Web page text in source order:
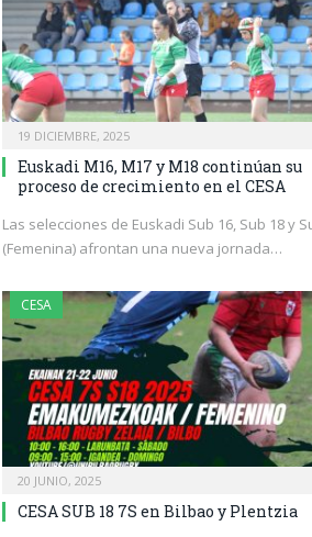
19 DICIEMBRE, 2025
Euskadi M16, M17 y M18 continúan su
proceso de crecimiento en el CESA
Las selecciones de Euskadi Sub 16, Sub 18 y
(Femenina) afrontan una nueva jornada…
CESA
20 JUNIO, 2025
CESA SUB 18 7S en Bilbao y Plentzia